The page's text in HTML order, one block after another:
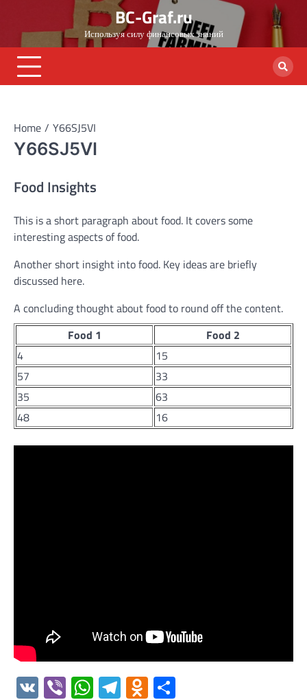
content
BC-Graf.ru
Используя силу финансовых знаний
Home Y66SJ5VI
Y66SJ5VI
Food Insights
This is a short paragraph about food. It covers some
interesting aspects of food.
Another short insight into food. Key ideas are briefly
discussed here.
A concluding thought about food to round off the content.
Food 1
Food 2
4
15
57
33
35
63
48
16
VK ViberWhatsApp
Telegram
Odnoklassniki